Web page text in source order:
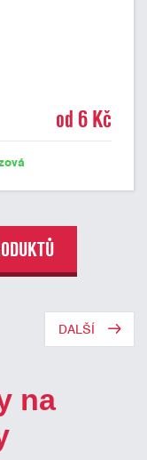
od 6 Kč
DALŠÍ
na